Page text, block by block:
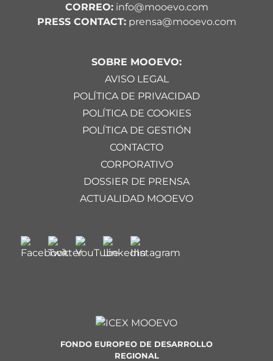
CORREO:info@mooevo.com
PRESS CONTACT:prensa@mooevo.com
SOBRE MOOEVO:
AVISO LEGAL
POLÍTICA DE PRIVACIDAD
POLÍTICA DE COOKIES
POLÍTICA DE GESTIÓN
CONTACTO
CORPORATIVO
DOSSIER DE PRENSA
ACTUALIDAD MOOEVO
FONDO EUROPEO DE DESARROLLO
REGIONAL